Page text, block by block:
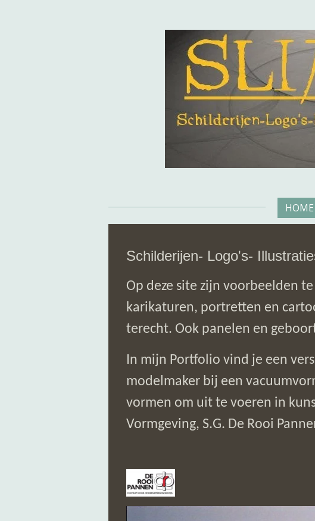
HOME
Schilderijen- Logo's-
Op deze site zijn voorbeelden
karikaturen, portretten en
terecht. Ook panelen en
In mijn Portfolio vind je een
modelmaker bij een
vormen om uit te voeren in
Vormgeving, S.G. De Rooi